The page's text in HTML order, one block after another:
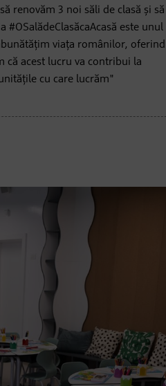
renovăm 3 noi săli de clasă și să
este unul
viața românilor, oferind
că acest lucru va contribui la
cu care lucrăm"